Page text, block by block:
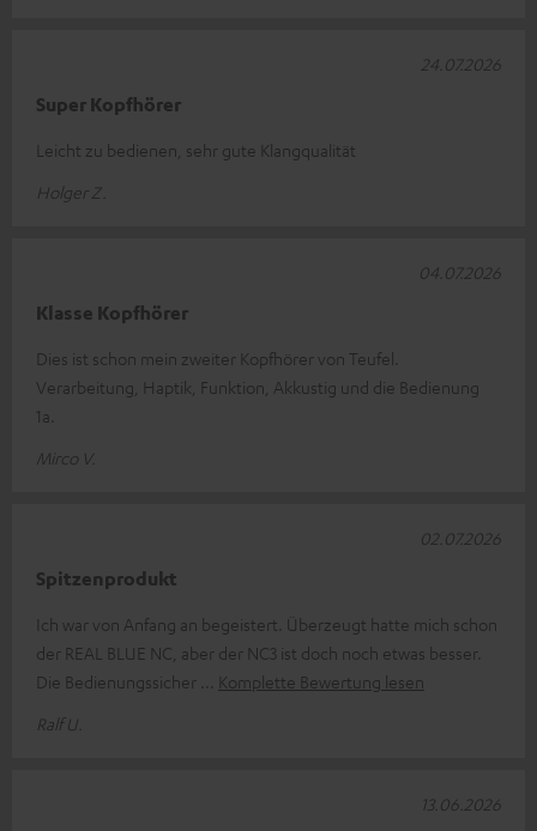
Super Kopfhörer
Leicht zu bedienen, sehr gute Klangqualität
Holger Z.
24.07.2026
Klasse Kopfhörer
Dies ist schon mein zweiter Kopfhörer von Teufel.
Verarbeitung, Haptik, Funktion, Akkustig und die Bedienung
1a.
Mirco V.
04.07.2026
Spitzenprodukt
Ich war von Anfang an begeistert. Überzeugt hatte mich schon
der REAL BLUE NC, aber der NC3 ist doch noch etwas besser.
Die Bedienungssicher
Komplette Bewertung lesen
Ralf U.
02.07.2026
13.06.2026